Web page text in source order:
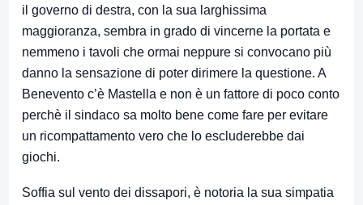
il governo di destra, con la sua larghissima
maggioranza, sembra in grado di vincerne la portata e
nemmeno i tavoli che ormai neppure si convocano più
danno la sensazione di poter dirimere la questione. A
Benevento c’è Mastella e non è un fattore di poco conto
perchè il sindaco sa molto bene come fare per evitare
un ricompattamento vero che lo escluderebbe dai
giochi.
Soffia sul vento dei dissapori, è notoria la sua simpatia